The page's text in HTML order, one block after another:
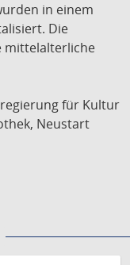
in einem
Die
mittelalterliche
für Kultur
Neustart